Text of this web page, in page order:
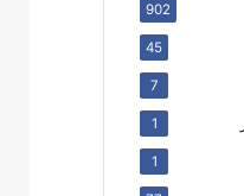
902
45
7
1
1